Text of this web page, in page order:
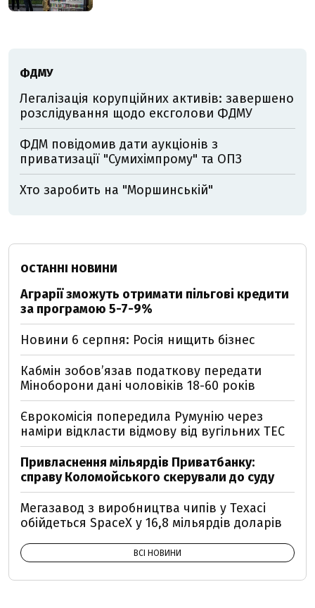
ФДМУ
Легалізація корупційних активів: завершено
розслідування щодо ексголови ФДМУ
ФДМ повідомив дати аукціонів з
приватизації "Сумихімпрому" та ОПЗ
Хто заробить на "Моршинській"
ОСТАННІ НОВИНИ
Аграрії зможуть отримати пільгові кредити
за програмою 5-7-9%
Новини 6 серпня: Росія нищить бізнес
Кабмін зобовʼязав податкову передати
Міноборони дані чоловіків 18-60 років
Єврокомісія попередила Румунію через
наміри відкласти відмову від вугільних ТЕС
Привласнення мільярдів Приватбанку:
справу Коломойського скерували до суду
Мегазавод з виробництва чипів у Техасі
обійдеться SpaceX у 16,8 мільярдів доларів
ВСІ НОВИНИ